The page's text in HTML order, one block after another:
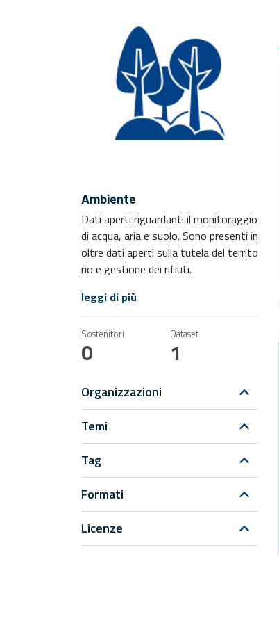
Ambiente
Dati aperti riguardanti il monitoraggio
di acqua, aria e suolo. Sono presenti in
oltre dati aperti sulla tutela del territo
rio e gestione dei rifiuti.
leggi di più
Sostenitori
0
Dataset
1
Organizzazioni
Temi
Tag
Formati
Licenze